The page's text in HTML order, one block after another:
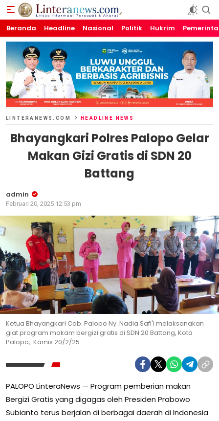
Linteranews.com
Lintas Informasi Tercepat dan Akurat
Beranda Headline Nasional Politik Hukrim
LINTERANEWS.COM HEADLINE NEWS
Bhayangkari Polres Palopo Gelar
Makan Gizi Gratis di SDN 20
Battang
admin
Februari 20, 2025 12:53 pm
Ketua Bhayangkari Cab. Palopo Ny. Nadia Safi'i melaksanakan
giat program makam bergizi gratis di SDN 20 Battang, Kota
Palopo,. Kamis 20/2/25
PALOPO LinteraNews — Program pemberian makan
Bergizi Gratis yang digagas oleh Presiden Prabowo
Subianto terus berjalan di berbagai daerah di Indonesia